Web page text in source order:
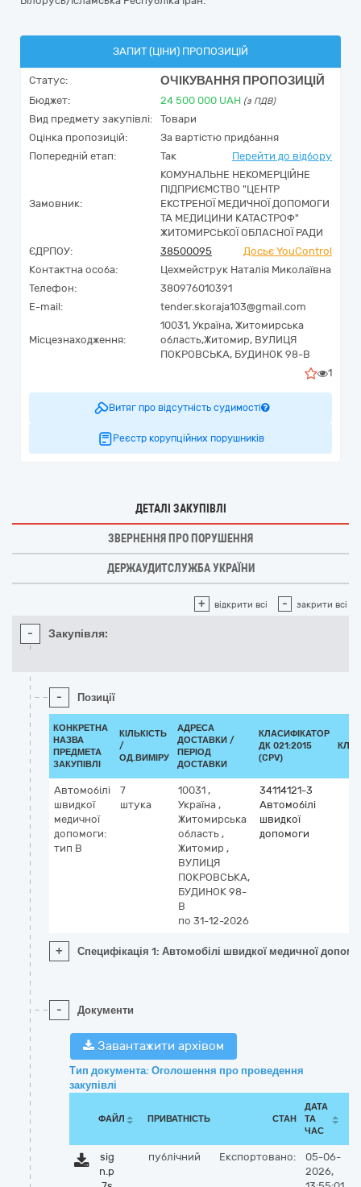
ЗАПИТ (ЦІНИ) ПРОПОЗИЦІЙ
Статус: ОЧІКУВАННЯ ПРОПОЗИЦІЙ
Бюджет: 24 500 000 UAH (з ПДВ)
Вид предмету закупівлі:
Товари
Оцінка пропозицій:
За вартістю придбання
Попередній етап:
Так Перейти до відбору
Замовник:
КОМУНАЛЬНЕ НЕКОМЕРЦІЙНЕ
ПІДПРИЄМСТВО "ЦЕНТР
ЕКСТРЕНОЇ МЕДИЧНОЇ ДОПОМОГИ
ТА МЕДИЦИНИ КАТАСТРОФ"
ЖИТОМИРСЬКОЇ ОБЛАСНОЇ РАДИ
ЄДРПОУ:
38500095
Досьє YouControl
Контактна особа:
Цехмейструк Наталія Миколаївна
Телефон:
380976010391
E-mail:
tender.skoraja103@gmail.com
Місцезнаходження:
10031, Україна, Житомирська
область,Житомир, ВУЛИЦЯ
ПОКРОВСЬКА, БУДИНОК 98-В
1
Витяг про відсутність судимості
Реєстр корупційних порушників
ДЕТАЛІ ЗАКУПІВЛІ
ЗВЕРНЕННЯ ПРО ПОРУШЕННЯ
ДЕРЖАУДИТСЛУЖБА УКРАЇНИ
+ відкрити всі - закрити всі
- Закупівля:
- Позиції
КОНКРЕТНА
НАЗВА
ПРЕДМЕТА
ЗАКУПІВЛІ
КІЛЬКІСТЬ
/
ОД.ВИМІРУ
АДРЕСА
ДОСТАВКИ /
ПЕРІОД
ДОСТАВКИ
КЛАСИФІКАТОР
ДК 021:2015
(CPV)
Автомобілі
швидкої
медичної
допомоги:
тип B
7
штука
10031 ,
Україна ,
Житомирська
область ,
Житомир ,
ВУЛИЦЯ
ПОКРОВСЬКА,
БУДИНОК 98-
В
по 31-12-2026
34114121-3
Автомобілі
швидкої
допомоги
+ Специфікація 1: Автомобілі швидкої медичної
- Документи
Завантажити архівом
Тип документа: Оголошення про проведення
закупівлі
ФАЙЛ ПРИВАТНІСТЬ СТАН
ДАТА
ТА
ЧАС
sig
n.p
публічний Експортовано:
05-06-
2026,